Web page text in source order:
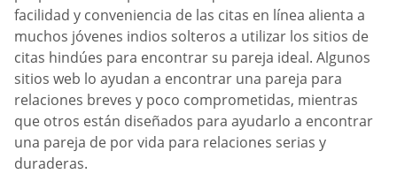
facilidad y conveniencia de las citas en línea alienta a
muchos jóvenes indios solteros a utilizar los sitios de
citas hindúes para encontrar su pareja ideal. Algunos
sitios web lo ayudan a encontrar una pareja para
relaciones breves y poco comprometidas, mientras
que otros están diseñados para ayudarlo a encontrar
una pareja de por vida para relaciones serias y
duraderas.